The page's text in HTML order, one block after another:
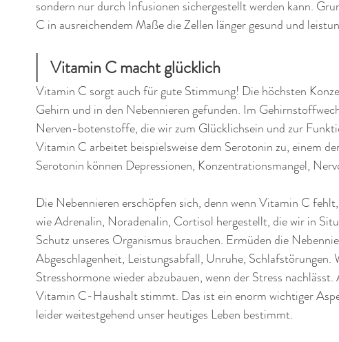
sondern nur durch Infusionen sichergestellt werden kann.
C in ausreichendem Maße die Zellen länger gesund und
Vitamin C macht glücklich
Vitamin C sorgt auch für gute Stimmung! Die höchsten
Gehirn und in den Nebennieren gefunden. Im
Nerven-botenstoffe, die wir zum Glücklichsein und zur
Vitamin C arbeitet beispielsweise dem Serotonin zu, einem
Serotonin können Depressionen, Konzentrationsmangel,
Die Nebennieren erschöpfen sich, denn wenn Vitamin C
wie Adrenalin, Noradenalin, Cortisol hergestellt, die wir in
Schutz unseres Organismus brauchen. Ermüden die
Abgeschlagenheit, Leistungsabfall, Unruhe,
Stresshormone wieder abzubauen, wenn der Stress
Vitamin C-Haushalt stimmt. Das ist ein enorm wichtiger
leider weitestgehend unser heutiges Leben bestimmt.